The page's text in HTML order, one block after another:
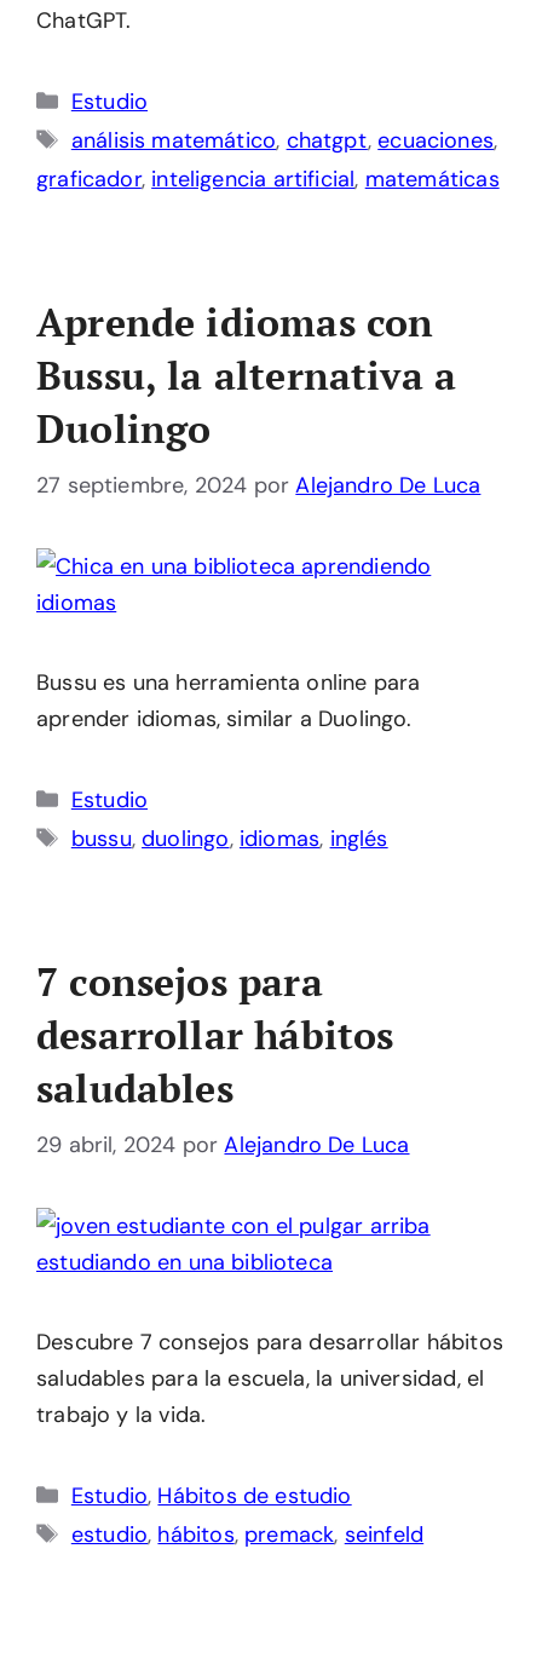
ChatGPT.
Categorías
Estudio
Etiquetas
análisis matemático, chatgpt,ecuaciones,
graficador, inteligencia artificial, matemáticas
Aprende idiomas con
Bussu, la alternativa a
Duolingo
27 septiembre, 2024 porAlejandro De Luca
Bussu es una herramienta online para
aprender idiomas, similar a Duolingo.
Categorías
Estudio
Etiquetas
bussu,duolingo, idiomas, inglés
7 consejos para
desarrollar hábitos
saludables
29 abril, 2024 porAlejandro De Luca
Descubre 7 consejos para desarrollar hábitos
saludables para la escuela, la universidad, el
trabajo y la vida.
Categorías
Estudio, Hábitos de estudio
Etiquetas
estudio, hábitos, premack, seinfeld